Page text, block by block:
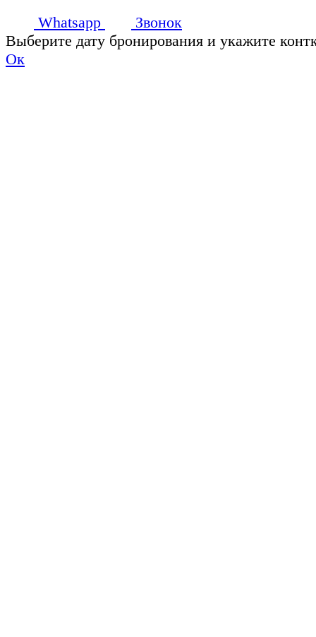
Whatsapp
Звонок
Выберите дату бронирования и укажите
Ок